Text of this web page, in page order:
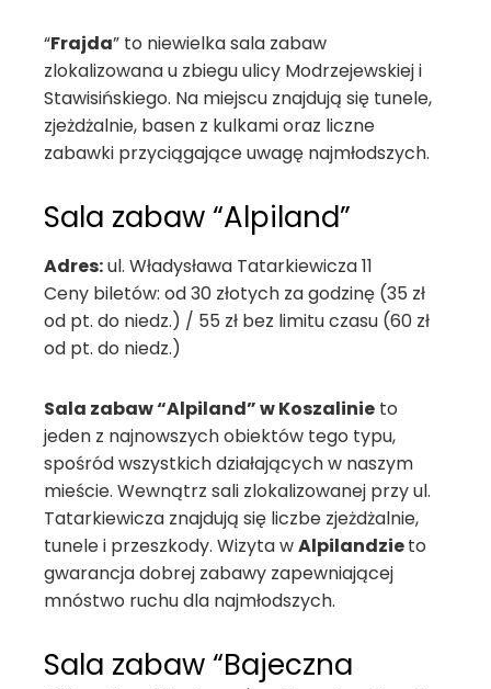
“Frajda” to niewielka sala zabaw
zlokalizowana u zbiegu ulicy Modrzejewskiej i
Stawisińskiego. Na miejscu znajdują się tunele,
zjeżdżalnie, basen z kulkami oraz liczne
zabawki przyciągające uwagę najmłodszych.
Sala zabaw “Alpiland”
Adres:ul. Władysława Tatarkiewicza 11
Ceny biletów: od 30 złotych za godzinę (35 zł
od pt. do niedz.) / 55 zł bez limitu czasu (60 zł
od pt. do niedz.)
Sala zabaw “Alpiland” w Koszalinie to
jeden z najnowszych obiektów tego typu,
spośród wszystkich działających w naszym
mieście. Wewnątrz sali zlokalizowanej przy ul.
Tatarkiewicza znajdują się liczbe zjeżdżalnie,
tunele i przeszkody. Wizyta wAlpilandzieto
gwarancja dobrej zabawy zapewniającej
mnóstwo ruchu dla najmłodszych.
Sala zabaw “Bajeczna